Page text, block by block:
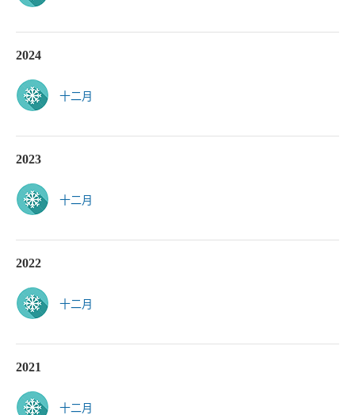
2024
十二月
2023
十二月
2022
十二月
2021
十二月